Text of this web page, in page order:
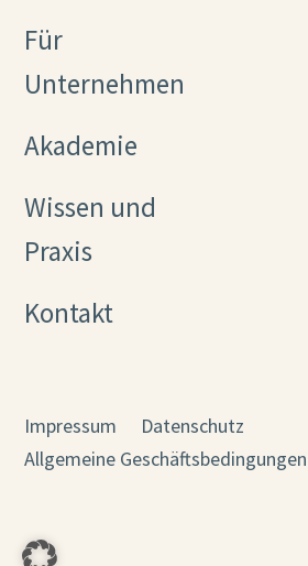
Für
Unternehmen
Akademie
Wissen und
Praxis
Kontakt
Impressum
Datenschutz
Allgemeine Geschäftsbedingungen